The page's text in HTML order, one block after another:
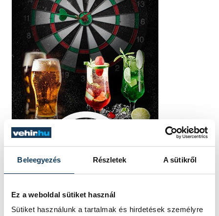
Beleegyezés Részletek A sütikről
Ez a weboldal sütiket használ
Sütiket használunk a tartalmak és hirdetések személyre